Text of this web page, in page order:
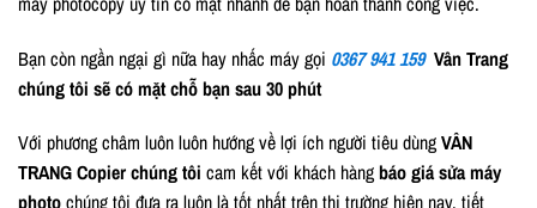
Bạn còn ngần ngại gì nữa hay nhấc máy gọi 0367 941 159 Vân Trang
chúng tôi sẽ có mặt chỗ bạn sau 30 phút
Với phương châm luôn luôn hướng về lợi ích người tiêu dùngVÂN
TRANG Copier chúng tôi cam kết với khách hàngbáo giá sửa máy
photochúng tôi đưa ra luôn là tốt nhất trên thị trường hiện nay, tiết